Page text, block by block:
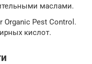
маслами.
Organic Pest Control.
кислот.